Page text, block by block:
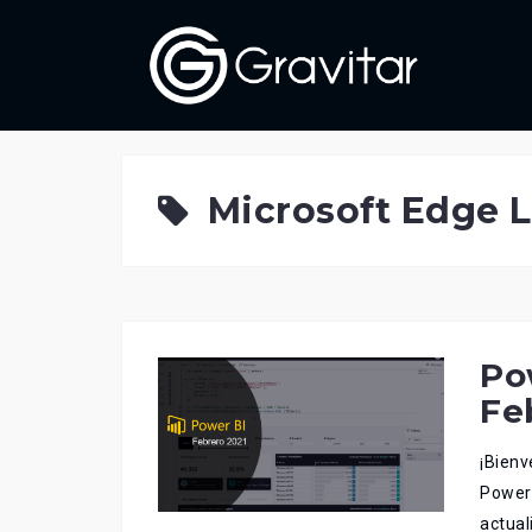
Microsoft Edge